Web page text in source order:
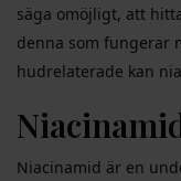
säga omöjligt, att
denna som fungerar
hudrelaterade kan
Niacinamid är en